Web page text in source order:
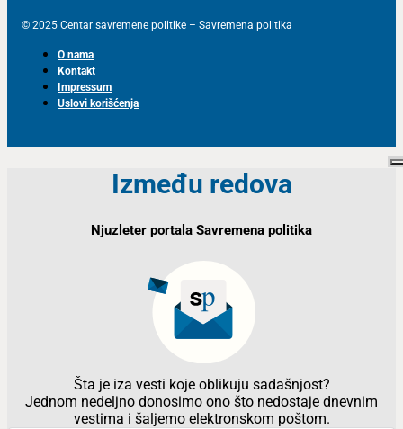
© 2025 Centar savremene politike – Savremena politika
O nama
Kontakt
Impressum
Uslovi korišćenja
Između redova
Njuzleter portala Savremena politika
Šta je iza vesti koje oblikuju sadašnjost?
Jednom nedeljno donosimo ono što nedostaje dnevnim
vestima i šaljemo elektronskom poštom.